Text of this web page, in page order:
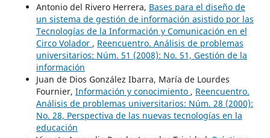
Antonio del Rivero Herrera, Bases para el diseño de
un sistema de gestión de información asistido por las
Tecnologías de la Información y Comunicación en el
Circo Volador , Reencuentro. Análisis de problemas
universitarios: Núm. 51 (2008): No. 51, Gestión de la
información
Juan de Dios González Ibarra, María de Lourdes
Fournier, Información y conocimiento , Reencuentro.
Análisis de problemas universitarios: Núm. 28 (2000):
No. 28, Perspectiva de las nuevas tecnologías en la
educación